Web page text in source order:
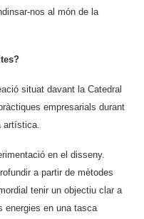
nos al món de la
situat davant la Catedral
empresarials durant
artística.
en el disseny.
a partir de mètodes
tenir un objectiu clar a
energies en una tasca